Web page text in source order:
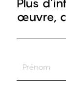
Plus
œuvre,